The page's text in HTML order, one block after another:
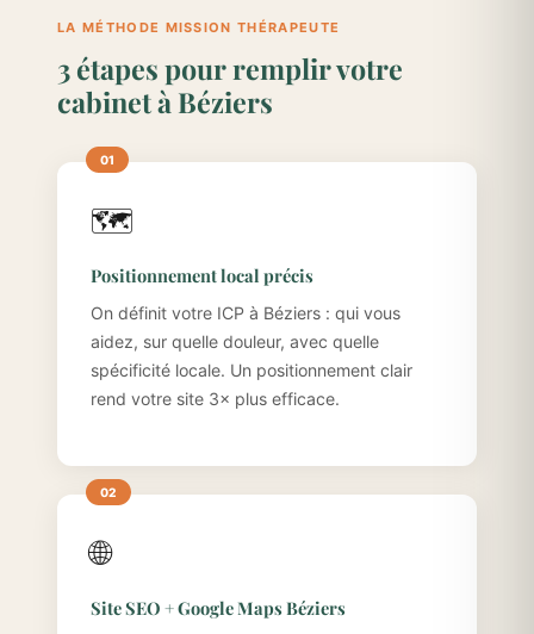
LA MÉTHODE MISSION THÉRAPEUTE
3 étapes pour remplir votre
cabinet à Béziers
🗺️
Positionnement local précis
On définit votre ICP à Béziers : qui vous
aidez, sur quelle douleur, avec quelle
spécificité locale. Un positionnement clair
rend votre site 3× plus efficace.
🌐
Site SEO + Google Maps Béziers